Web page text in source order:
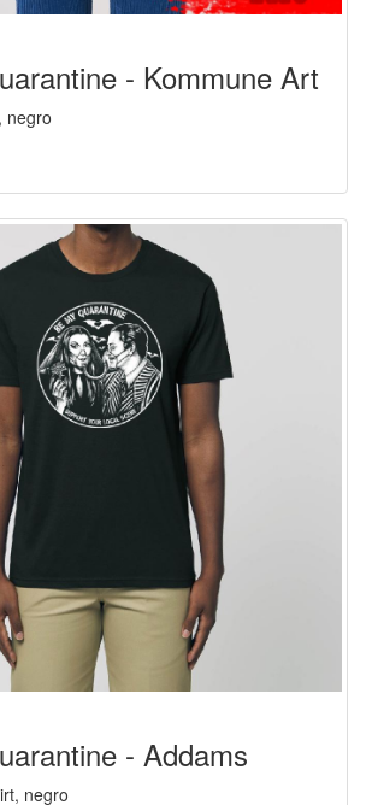
- Kommune Art
negro
- Addams
negro